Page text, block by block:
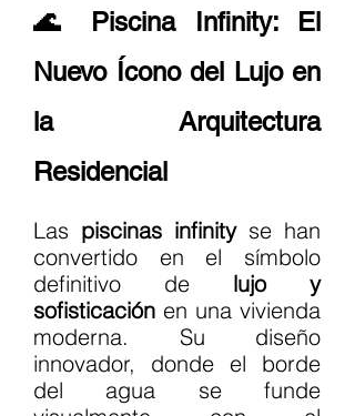
🌊 Piscina Infinity: El
Nuevo Ícono del Lujo en
la Arquitectura
Residencial
Las piscinas infinity se han
convertido en el símbolo
definitivo de lujo y
sofisticación en una vivienda
moderna. Su diseño
innovador, donde el borde
del agua se funde